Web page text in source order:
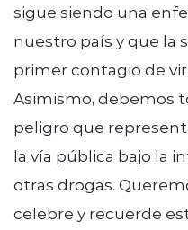
sigue siendo una
nuestro país y que la
primer contagio de
Asimismo, debemos
peligro que
la vía pública bajo la
otras drogas.
celebre y recuerde